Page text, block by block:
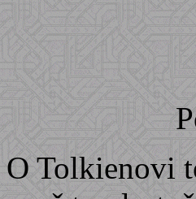
O Tolkienovi